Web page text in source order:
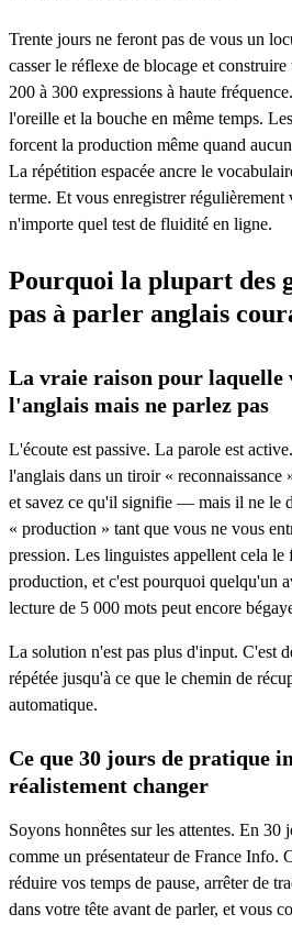
Trente jours ne feront pas de vous un
casser le réflexe de blocage et
200 à 300 expressions à haute
l'oreille et la bouche en même temps.
forcent la production même quand
La répétition espacée ancre le
terme. Et vous enregistrer régulièrement
n'importe quel test de fluidité en ligne.
Pourquoi la plupart des
pas à parler anglais
La vraie raison pour laquelle
l'anglais mais ne parlez pas
L'écoute est passive. La parole est
l'anglais dans un tiroir «
et savez ce qu'il signifie — mais il ne le
« production » tant que vous ne vous
pression. Les linguistes appellent cela le
production, et c'est pourquoi quelqu'un
lecture de 5 000 mots peut encore
La solution n'est pas plus d'input. C'est
répétée jusqu'à ce que le chemin de
automatique.
Ce que 30 jours de pratique
réalistement changer
Soyons honnêtes sur les attentes. En 30
comme un présentateur de France Info.
réduire vos temps de pause, arrêter de
dans votre tête avant de parler, et vous